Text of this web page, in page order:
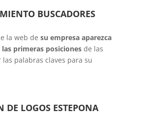
BUSCADORES
la web de su empresa aparezca
las primeras posicionesde las
palabras claves para su
DE LOGOS ESTEPONA